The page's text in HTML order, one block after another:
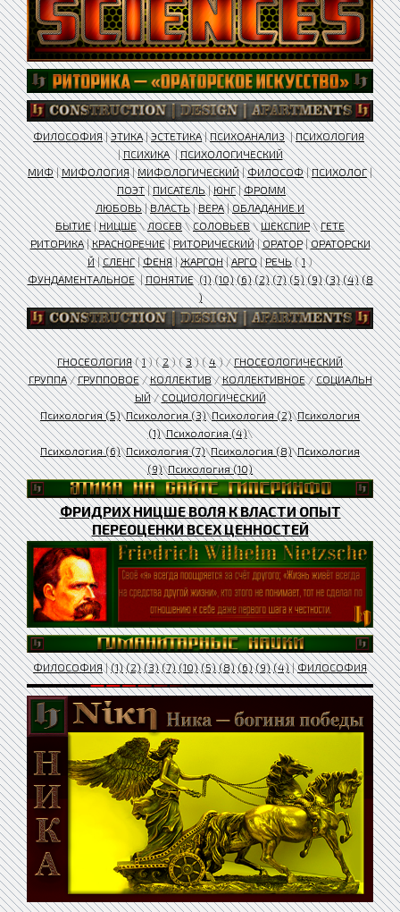
ФИЛОСОФИЯ|ЭТИКА|ЭСТЕТИКА|ПСИХОАНАЛИЗ|ПСИХОЛОГИЯ
|ПСИХИКА|ПСИХОЛОГИЧЕСКИЙ
МИФ|МИФОЛОГИЯ|МИФОЛОГИЧЕСКИЙ|ФИЛОСОФ|ПСИХОЛОГ|
ПОЭТ|ПИСАТЕЛЬ|ЮНГ|ФРОММ
ЛЮБОВЬ|ВЛАСТЬ|ВЕРА|ОБЛАДАНИЕ И
БЫТИЕ|НИЦШЕ\ЛОСЕВ\СОЛОВЬЕВ\ШЕКСПИР\ГЕТЕ
РИТОРИКА|КРАСНОРЕЧИЕ|РИТОРИЧЕСКИЙ|ОРАТОР|ОРАТОРСКИ
Й|СЛЕНГ|ФЕНЯ|ЖАРГОН|АРГО|РЕЧЬ(1)
ФУНДАМЕНТАЛЬНОЕ|ПОНЯТИЕ (1) (10) (6) (2) (7) (5) (9) (3) (4) (8
)
ГНОСЕОЛОГИЯ(1) (2) (3) (4) /ГНОСЕОЛОГИЧЕСКИЙ
ГРУППА/ГРУППОВОЕ/КОЛЛЕКТИВ/КОЛЛЕКТИВНОЕ/СОЦИАЛЬН
ЫЙ/СОЦИОЛОГИЧЕСКИЙ
Психология (5)\Психология (3)\Психология (2)\Психология
(1)\Психология (4)\
Психология (6)\Психология (7)\Психология (8)\Психология
(9)\Психология (10)
ФРИДРИХ НИЦШЕ ВОЛЯ К ВЛАСТИ ОПЫТ
ПЕРЕОЦЕНКИ ВСЕХ ЦЕННОСТЕЙ
ФИЛОСОФИЯ|(1) (2) (3) (7) (10) (5) (8) (6) (9) (4)|ФИЛОСОФИЯ